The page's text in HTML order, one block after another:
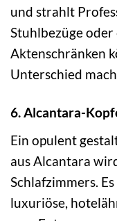
und strahlt
Stuhlbezüge
Aktenschränken
Unterschied
6. Alcantara-
Ein opulent
aus Alcantara
Schlafzimmers.
luxuriöse,